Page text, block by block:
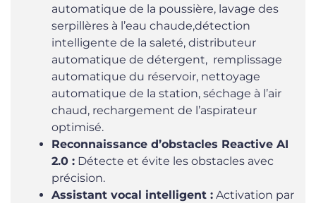
automatique de la poussière, lavage des
serpillères à l’eau chaude,détection
intelligente de la saleté, distributeur
automatique de détergent, remplissage
automatique du réservoir, nettoyage
automatique de la station, séchage à l’air
chaud, rechargement de l’aspirateur
optimisé.
Reconnaissance d’obstacles Reactive AI
2.0 : Détecte et évite les obstacles avec
précision.
Assistant vocal intelligent : Activation par